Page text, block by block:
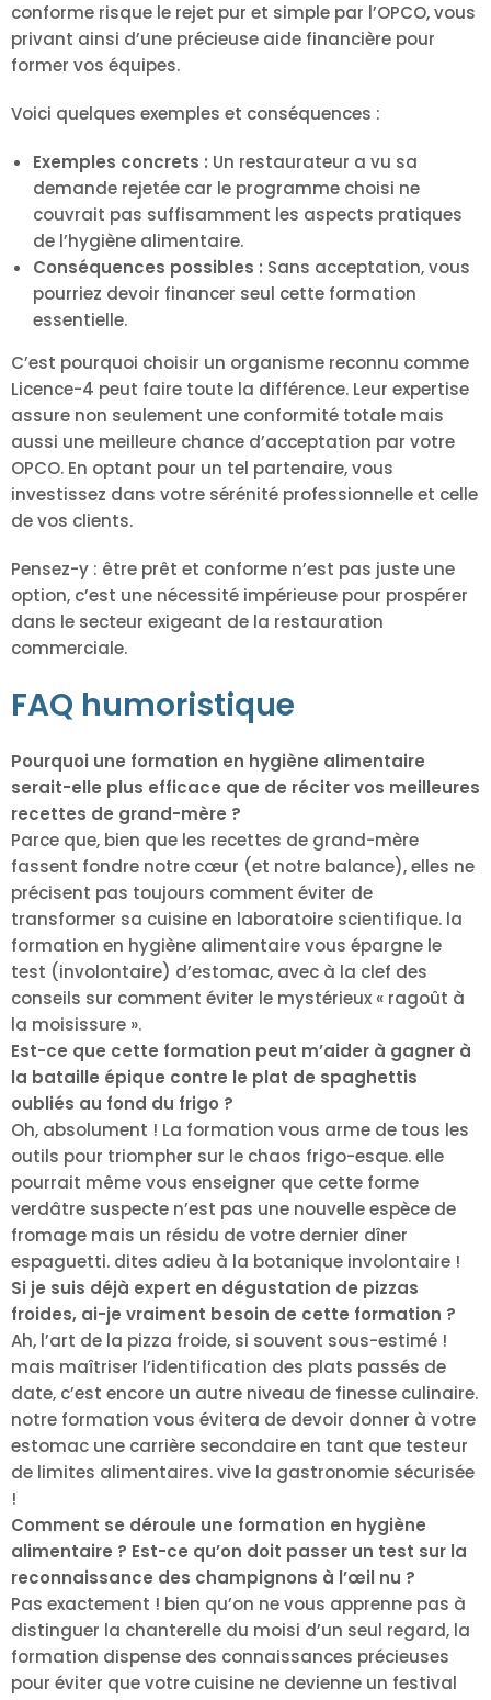
conforme risque le rejet pur et simple par l’OPCO, vous
privant ainsi d’une précieuse aide financière pour
former vos équipes.
Voici quelques exemples et conséquences :
Exemples concrets : Un restaurateur a vu sa
demande rejetée car le programme choisi ne
couvrait pas suffisamment les aspects pratiques
de l’hygiène alimentaire.
Conséquences possibles : Sans acceptation, vous
pourriez devoir financer seul cette formation
essentielle.
C’est pourquoi choisir un organisme reconnu comme
Licence-4 peut faire toute la différence. Leur expertise
assure non seulement une conformité totale mais
aussi une meilleure chance d’acceptation par votre
OPCO. En optant pour un tel partenaire, vous
investissez dans votre sérénité professionnelle et celle
de vos clients.
Pensez-y : être prêt et conforme n’est pas juste une
option, c’est une nécessité impérieuse pour prospérer
dans le secteur exigeant de la restauration
commerciale.
FAQ humoristique
Pourquoi une formation en hygiène alimentaire
serait-elle plus efficace que de réciter vos meilleures
recettes de grand-mère ?
Parce que, bien que les recettes de grand-mère
fassent fondre notre cœur (et notre balance), elles ne
précisent pas toujours comment éviter de
transformer sa cuisine en laboratoire scientifique. la
formation en hygiène alimentaire vous épargne le
test (involontaire) d’estomac, avec à la clef des
conseils sur comment éviter le mystérieux « ragoût à
la moisissure ».
Est-ce que cette formation peut m’aider à gagner à
la bataille épique contre le plat de spaghettis
oubliés au fond du frigo ?
Oh, absolument ! La formation vous arme de tous les
outils pour triompher sur le chaos frigo-esque. elle
pourrait même vous enseigner que cette forme
verdâtre suspecte n’est pas une nouvelle espèce de
fromage mais un résidu de votre dernier dîner
espaguetti. dites adieu à la botanique involontaire !
Si je suis déjà expert en dégustation de pizzas
froides, ai-je vraiment besoin de cette formation ?
Ah, l’art de la pizza froide, si souvent sous-estimé !
mais maîtriser l’identification des plats passés de
date, c’est encore un autre niveau de finesse culinaire.
notre formation vous évitera de devoir donner à votre
estomac une carrière secondaire en tant que testeur
de limites alimentaires. vive la gastronomie sécurisée
!
Comment se déroule une formation en hygiène
alimentaire ? Est-ce qu’on doit passer un test sur la
reconnaissance des champignons à l’œil nu ?
Pas exactement ! bien qu’on ne vous apprenne pas à
distinguer la chanterelle du moisi d’un seul regard, la
formation dispense des connaissances précieuses
pour éviter que votre cuisine ne devienne un festival